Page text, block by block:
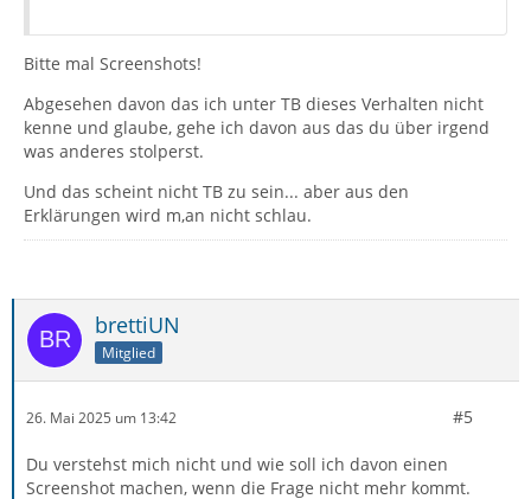
Bitte mal Screenshots!
Abgesehen davon das ich unter TB dieses Verhalten nicht
kenne und glaube, gehe ich davon aus das du über irgend
was anderes stolperst.
Und das scheint nicht TB zu sein... aber aus den
Erklärungen wird m,an nicht schlau.
brettiUN
Mitglied
26. Mai 2025 um 13:42 #5
Du verstehst mich nicht und wie soll ich davon einen
Screenshot machen, wenn die Frage nicht mehr kommt.